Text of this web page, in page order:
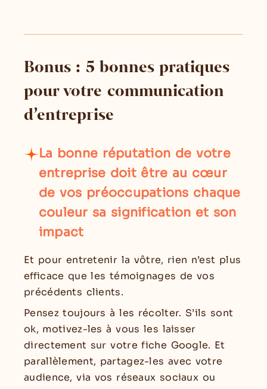
Bonus : 5 bonnes pratiques
pour votre communication
d’entreprise
La bonne réputation de votre
entreprise doit être au cœur
de vos préoccupations chaque
couleur sa signification et son
impact
Et pour entretenir la vôtre, rien n’est plus
efficace que les témoignages de vos
précédents clients.
Pensez toujours à les récolter. S’ils sont
ok, motivez-les à vous les laisser
directement sur votre fiche Google. Et
parallèlement, partagez-les avec votre
audience, via vos réseaux sociaux ou